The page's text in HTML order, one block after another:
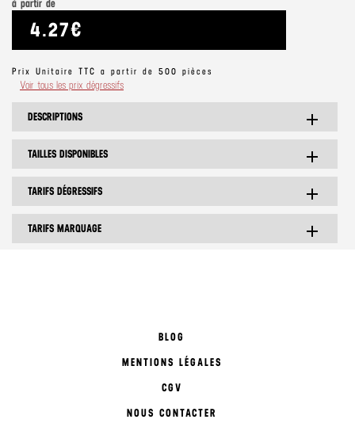
à partir de
4.27€
Prix Unitaire TTC a partir de 500 pièces
Voir tous les prix dégressifs
DESCRIPTIONS add
TAILLES DISPONIBLES add
TARIFS DÉGRESSIFS add
TARIFS MARQUAGE add
BLOG
MENTIONS LÉGALES
CGV
NOUS CONTACTER